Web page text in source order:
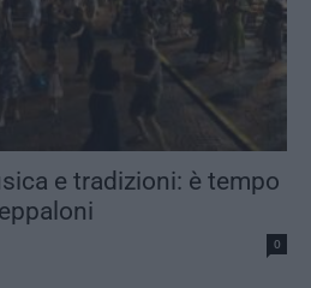
e tradizioni: è tempo
0